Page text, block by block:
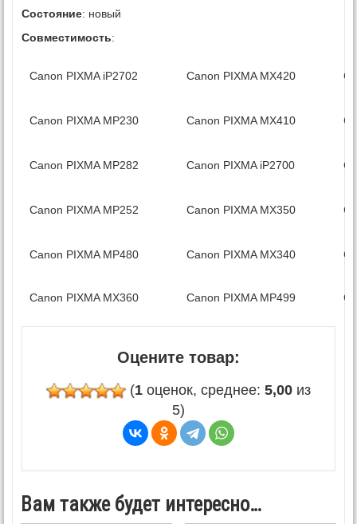
Состояние: новый
Совместимость:
Canon PIXMA iP2702 Canon PIXMA MX420
Canon PIXMA MP230 Canon PIXMA MX410
Canon PIXMA MP282 Canon PIXMA iP2700
Canon PIXMA MP252 Canon PIXMA MX350
Canon PIXMA MP480 Canon PIXMA MX340
Canon PIXMA MX360 Canon PIXMA MP499
Оцените товар:
(1 оценок, среднее: 5,00 из
5)
Вам также будет интересно…